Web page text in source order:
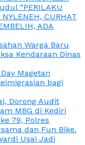
“PERILAKU
CURHAT
ADA
Warga Baru
Kendaraan Dinas
Magetan
bagi
Dorong Audit
MBG di Kediri
79, Polres
dan Fun Bike.
Usai Jadi